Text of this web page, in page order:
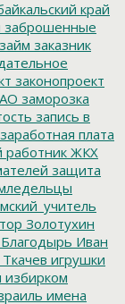
край
заброшенные
займ заказник
законопроект
заморозка
запись в
заработная плата
работник ЖКХ
защита
Золотухин
Иван
игрушки
избирком
имена